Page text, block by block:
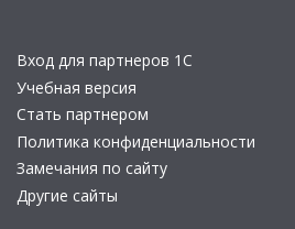
Вход для партнеров 1С
Учебная версия
Стать партнером
Политика конфиденциальности
Замечания по сайту
Другие сайты